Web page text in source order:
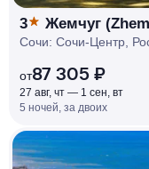
3 Жемчуг
Сочи: Сочи-Центр,
от87 305 ₽
27 авг, чт — 1 сен, вт
5 ночей, за двоих
КЕШБЭК